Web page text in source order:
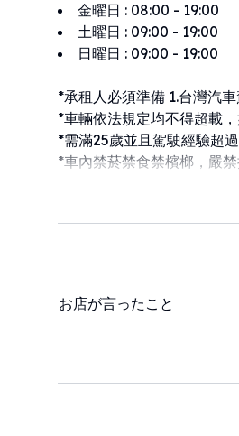
金曜日 : 08:00 - 19:00
土曜日 : 09:00 - 19:00
日曜日 : 09:00 - 19:00
*承租人必須準備 1.台灣汽
*車輛依法規定均不得超載
*需滿25歲並且駕駛經驗超
*車內禁菸禁食禁檳榔，嚴
お店が言ったこと